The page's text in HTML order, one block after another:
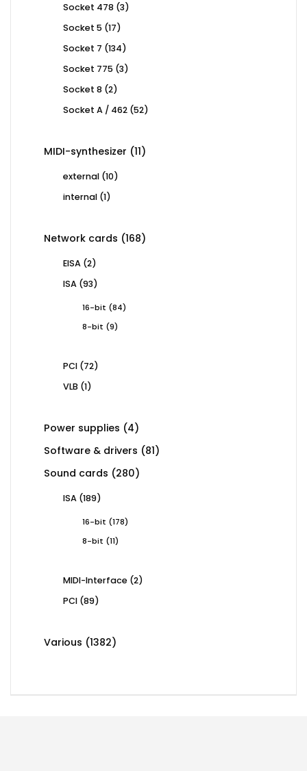
Socket 478 33
Socket 5 1717
Socket 7 134134
Socket 775 33
Socket 8 22
Socket A / 462 5252
MIDI-synthesizer 1111
external 1010
internal 11
Network cards 168168
EISA 22
ISA 9393
16-bit 8484
8-bit
99
PCI 7272
VLB 11
Power supplies 44
products
Software & drivers 8181
Sound cards 280280
ISA 189189
16-bit 178178
8-bit
1111
MIDI-Interface 22
PCI 8989
Various 13821382